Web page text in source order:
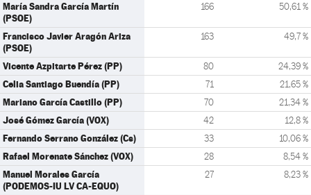
María Sandra García Martín
(PSOE)
166 50,61 %
Francisco Javier Aragón Ariza
(PSOE)
163 49,7 %
Vicente Azpitarte Pérez (PP) 80 24,39 %
Celia Santiago Buendía (PP) 71 21,65 %
Mariano García Castillo (PP) 70 21,34 %
José Gómez García (VOX) 42 12,8 %
Fernando Serrano González (Cs) 33 10,06 %
Rafael Morenate Sánchez (VOX) 28 8,54 %
Manuel Morales García
(PODEMOS-IU LV CA-EQUO)
27 8,23 %